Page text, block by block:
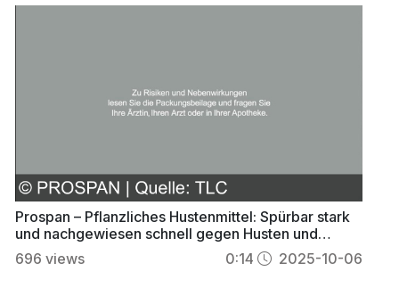
Prospan – Pflanzliches Hustenmittel: Spürbar stark
und nachgewiesen schnell gegen Husten und
Bronchitis
696 views 0:14 2025-10-06